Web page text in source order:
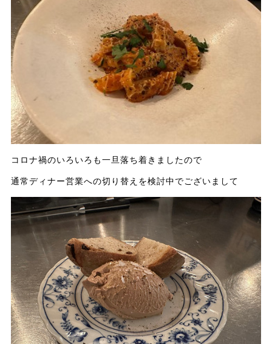
コロナ禍のいろいろも一旦落ち着きましたので
通常ディナー営業への切り替えを検討中でございまして